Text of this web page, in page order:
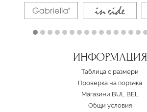
ИНФОРМАЦИЯ
Таблица с размери
Проверка на поръчка
Магазини BUL BEL
Oбщи условия